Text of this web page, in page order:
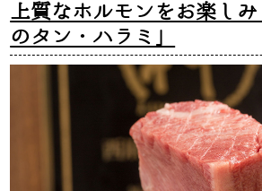
上質なホルモンをお楽し
のタン・ハラミ」